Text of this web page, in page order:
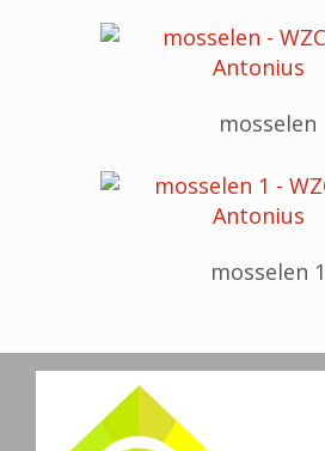
mosselen
mosselen 1